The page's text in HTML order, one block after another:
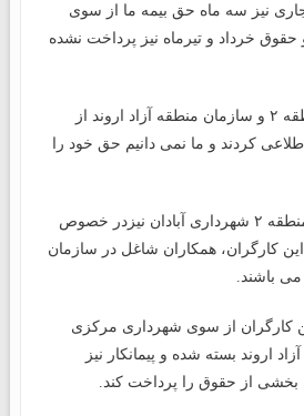
نیز سه ماه حق بیمه ما از سوی
حقوق خرداد و تیرماه نیز پرداخت نشده
وی افزود:شهرداری منطقه ۲ و سازمان منطقه آزاد اروند از
کردند و ما نمی دانیم حق خود را
سلمان برقول شهردار منطقه ۲ شهرداری آبادان نیزدر خصوص
کارگران، همکاران شاغل در سازمان
باشند.
کارگران از سوی شهرداری مرکزی
اروند بسته شده و پیمانکار نیز
از حقوق را پرداخت کند.